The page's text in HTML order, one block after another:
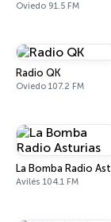
Oviedo 91.5 FM
Radio QK
Oviedo 107.2 FM
La Bomba Radio
Avilés 104.1 FM